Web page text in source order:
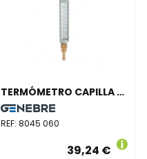
TERMÓMETRO CAPILLA 8045 INFERIOR 50mm 0+60 LATÓN
REF:8045 060
39,24 €